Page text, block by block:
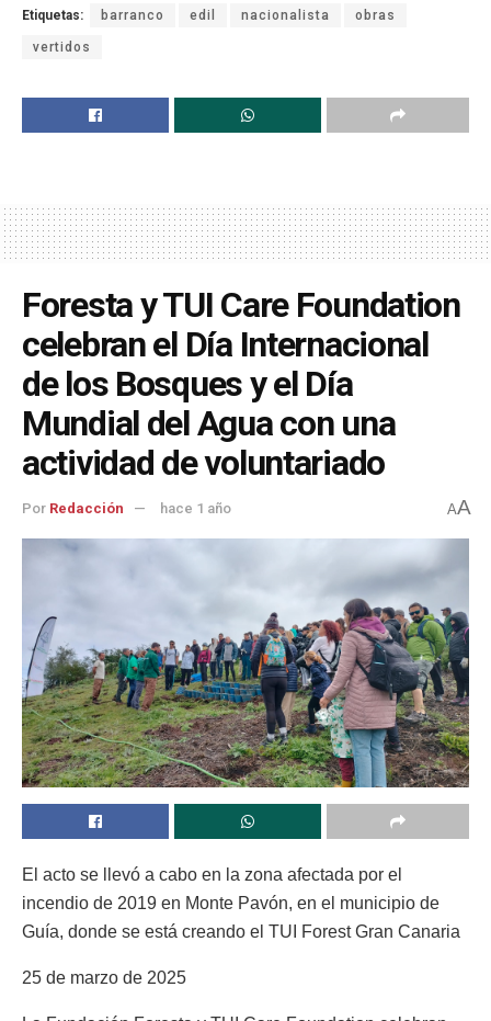
Etiquetas: barranco edil nacionalista obras
vertidos
Foresta y TUI Care Foundation
celebran el Día Internacional
de los Bosques y el Día
Mundial del Agua con una
actividad de voluntariado
Por Redacción hace 1 año AA
El acto se llevó a cabo en la zona afectada por el
incendio de 2019 en Monte Pavón, en el municipio de
Guía, donde se está creando el TUI Forest Gran Canaria
25 de marzo de 2025